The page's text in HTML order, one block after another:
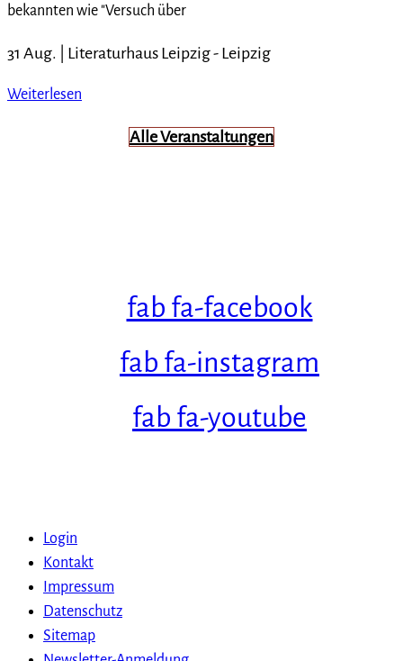
bekannten wie "Versuch über
31 Aug. | Literaturhaus Leipzig- Leipzig
Weiterlesen
Alle Veranstaltungen
fab fa-facebook
fab fa-instagram
fab fa-youtube
Login
Kontakt
Impressum
Datenschutz
Sitemap